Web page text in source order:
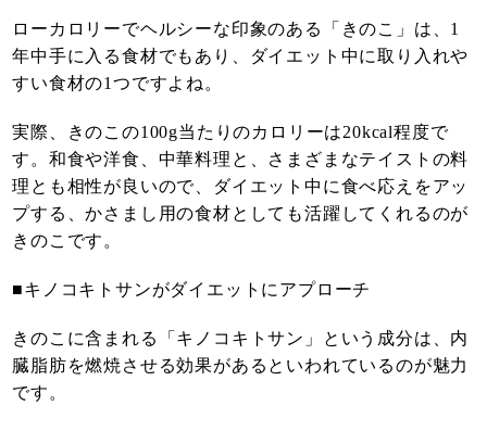
ローカロリーでヘルシーな印象のある「きのこ」は、1
年中手に入る食材でもあり、ダイエット中に取り入れや
すい食材の1つですよね。
実際、きのこの100g当たりのカロリーは20kcal程度で
す。和食や洋食、中華料理と、さまざまなテイストの料
理とも相性が良いので、ダイエット中に食べ応えをアッ
プする、かさまし用の食材としても活躍してくれるのが
きのこです。
■キノコキトサンがダイエットにアプローチ
きのこに含まれる「キノコキトサン」という成分は、内
臓脂肪を燃焼させる効果があるといわれているのが魅力
です。